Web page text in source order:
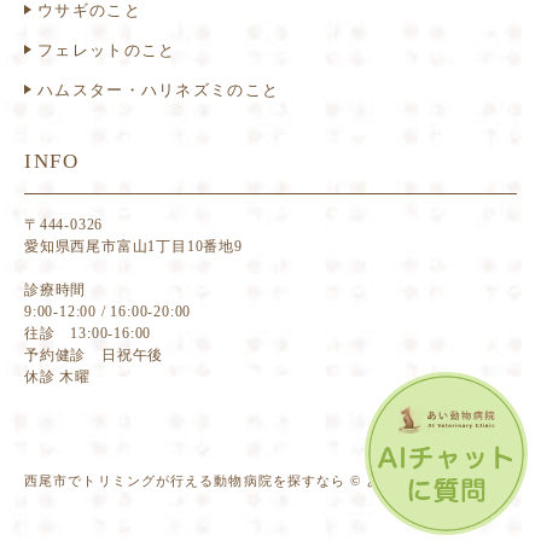
ウサギのこと
フェレットのこと
ハムスター・ハリネズミのこと
INFO
〒444-0326
愛知県西尾市富山1丁目10番地9
診療時間
9:00-12:00 / 16:00-20:00
往診 13:00-16:00
予約健診 日祝午後
休診 木曜
西尾市でトリミングが行える動物病院を探すなら © あい動物病院